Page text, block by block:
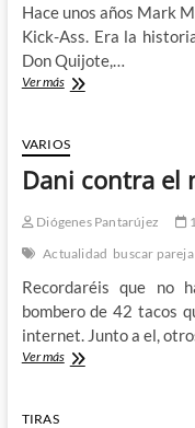
Hace unos años Mark
Kick-Ass. Era la
Don Quijote,…
Ver más¡Pues
que
la
culpa
de
Millar!
VARIOS
Dani contra el
Diógenes Pantarújez
Actualidad buscar pareja
Recordaréis que no
bombero de 42 tacos
internet. Junto a el,
Ver másDani
TIRAS